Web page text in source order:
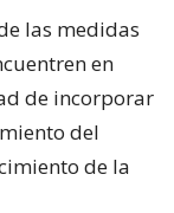
las medidas
en
de incorporar
del
de la